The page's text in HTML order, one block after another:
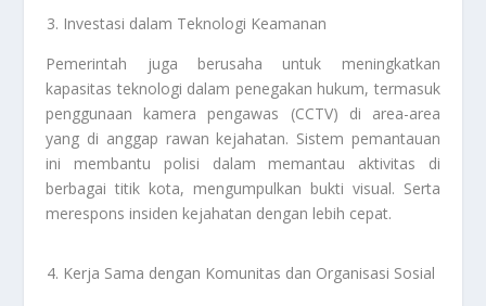
Investasi dalam Teknologi Keamanan
Pemerintah juga berusaha untuk meningkatkan
kapasitas teknologi dalam penegakan hukum, termasuk
penggunaan kamera pengawas (CCTV) di area-area
yang di anggap rawan kejahatan. Sistem pemantauan
ini membantu polisi dalam memantau aktivitas di
berbagai titik kota, mengumpulkan bukti visual. Serta
merespons insiden kejahatan dengan lebih cepat.
Kerja Sama dengan Komunitas dan Organisasi Sosial